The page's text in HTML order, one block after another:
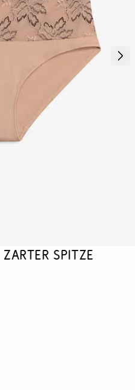
zarter Spitze